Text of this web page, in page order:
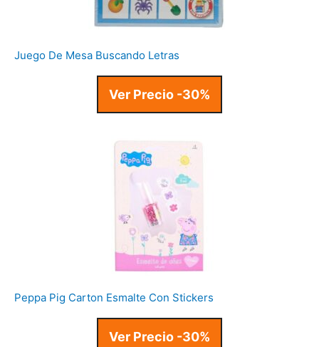
Juego De Mesa Buscando Letras
Ver Precio -30%
Peppa Pig Carton Esmalte Con Stickers
Ver Precio -30%